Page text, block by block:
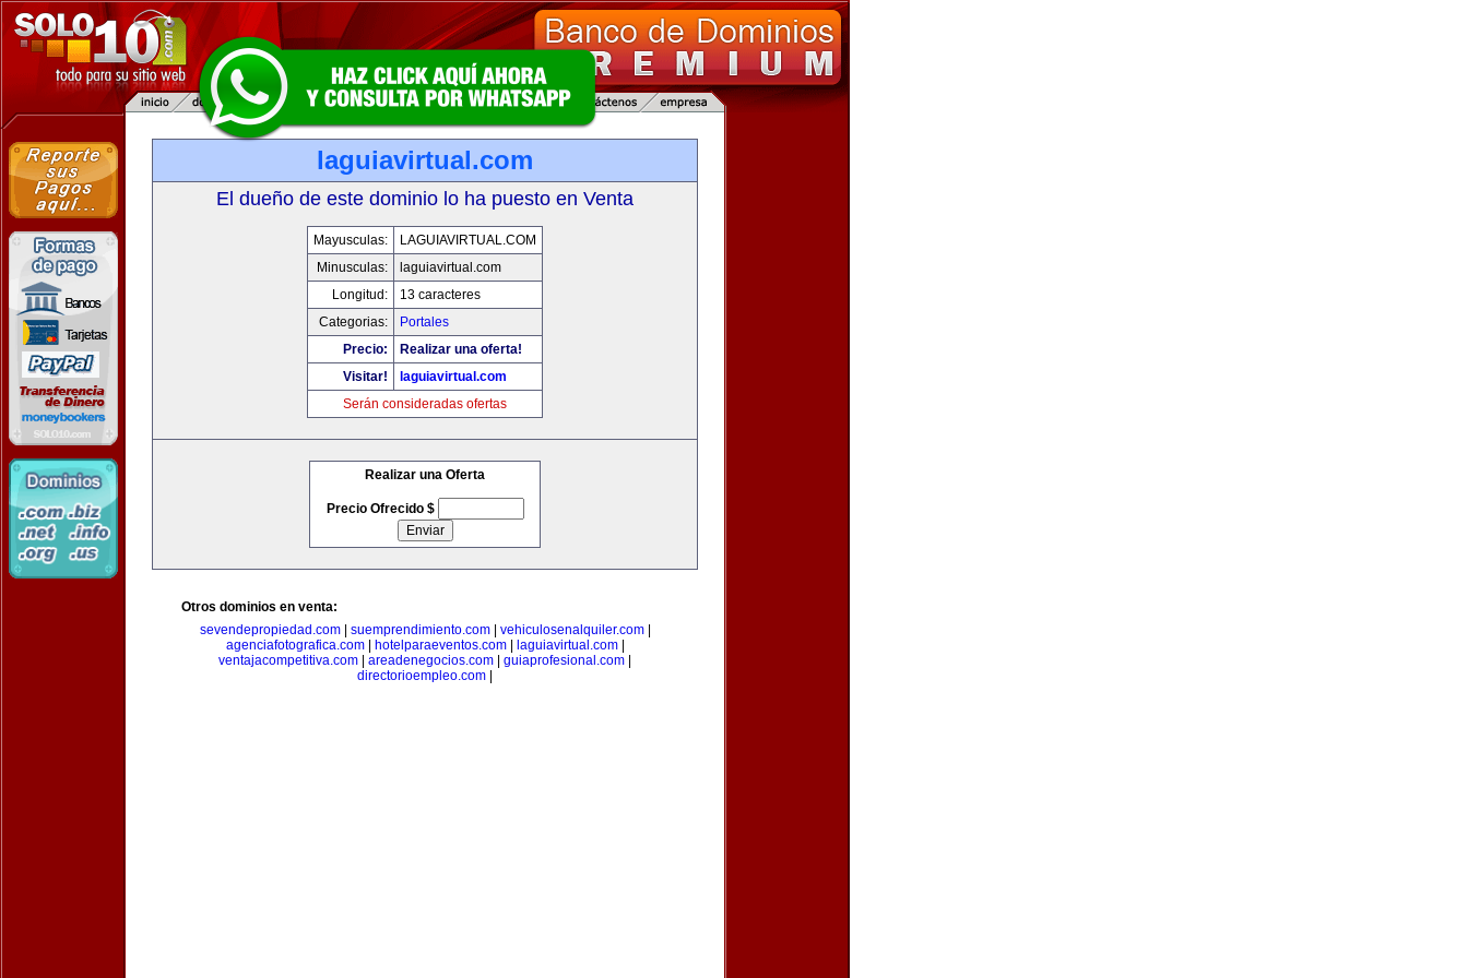
laguiavirtual.com
El dueño de este dominio lo ha puesto en Venta
Mayusculas:
LAGUIAVIRTUAL.COM
Minusculas:
laguiavirtual.com
Longitud:
13 caracteres
Categorias:
Portales
Precio:
Realizar una oferta!
Visitar!
laguiavirtual.com
Serán consideradas ofertas
Realizar una Oferta
Precio Ofrecido $
Otros dominios en venta:
sevendepropiedad.com| suemprendimiento.com| vehiculosenalquiler.com|
agenciafotografica.com| hotelparaeventos.com| laguiavirtual.com|
ventajacompetitiva.com
areadenegocios.com guiaprofesional.com
directorioempleo.com